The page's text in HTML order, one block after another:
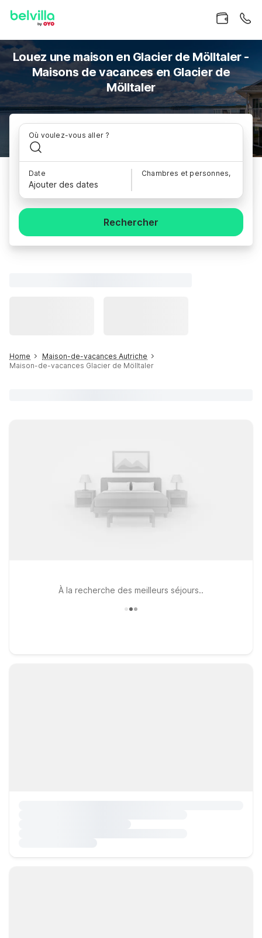
Louez une maison en Glacier de Mölltaler -
Maisons de vacances en Glacier de
Mölltaler
Où voulez-vous aller ?
Date
Ajouter des dates
Chambres et personnes,
Rechercher
Home
Maison-de-vacances Autriche
Maison-de-vacances Glacier de Mölltaler
À la recherche des meilleurs séjours..